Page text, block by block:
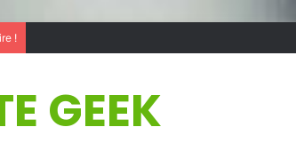
!
GEEK